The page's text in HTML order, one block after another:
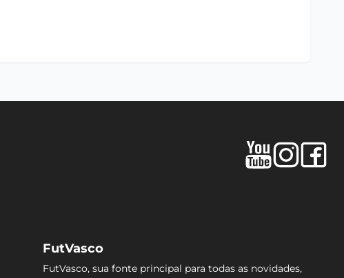
FutVasco
FutVasco, sua fonte principal para todas as novidades,